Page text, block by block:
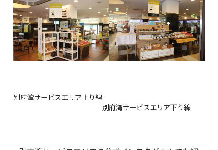
別府湾サービスエリア上り線
別府湾サービスエリア下り線